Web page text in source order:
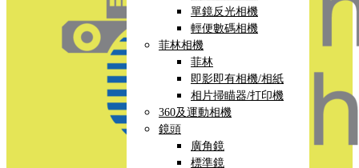
單鏡反光相機
輕便數碼相機
菲林相機
菲林
即影即有相機/相紙
相片掃瞄器/打印機
360及運動相機
鏡頭
廣角鏡
標準鏡